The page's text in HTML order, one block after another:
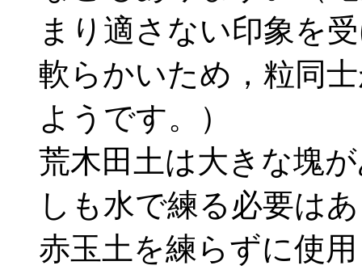
まり適さない印象を
軟らかいため，粒同
ようです。）
荒木田土は大きな塊
しも水で練る必要は
赤玉土を練らずに使